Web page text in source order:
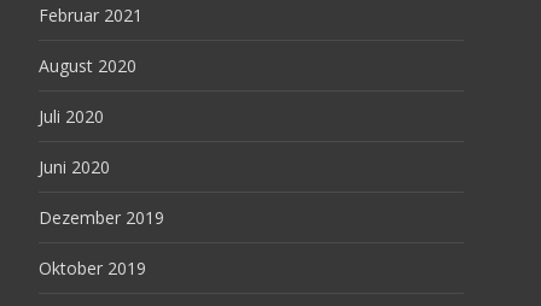
Februar 2021
August 2020
Juli 2020
Juni 2020
Dezember 2019
Oktober 2019